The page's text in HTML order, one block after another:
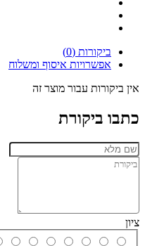
ביקורות (0)
אפשרויות איסוף ומשלוח
אין ביקורות עבור מוצר זה
כתבו ביקורת
ציון